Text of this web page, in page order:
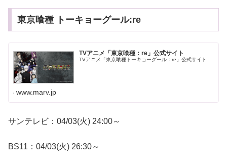
東京喰種 トーキョーグール:re
TVアニメ「東京喰種：re」公式サイト
TVアニメ「東京喰種トーキョーグール：re」公式サイト
www.marv.jp
サンテレビ：04/03(火) 24:00～
BS11：04/03(火) 26:30～